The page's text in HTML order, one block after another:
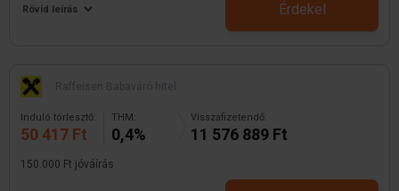
Rövid leírás Érdekel
Induló törlesztő:
50 417 Ft
THM:
0,4%
Visszafizetendő:
11 576 889 Ft
150.000 Ft jóváírás